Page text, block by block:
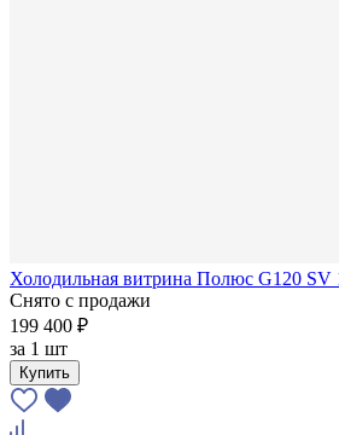
Холодильная витрина Полюс G120
Снято с продажи
199 400 ₽
за 1 шт
Купить